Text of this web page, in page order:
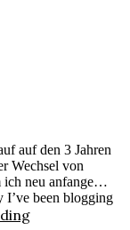
auf den 3 Jahren
Wechsel von
ich neu anfange…
I’ve been blogging